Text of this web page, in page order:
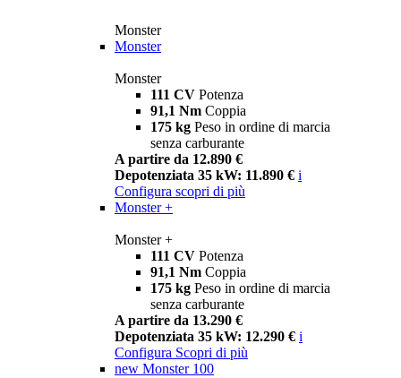
Monster
Monster
Monster
111 CV Potenza
91,1 Nm Coppia
175 kg Peso in ordine di marcia
senza carburante
A partire da 12.890 €
Depotenziata 35 kW: 11.890 € i
Configura scopri di più
Monster +
Monster +
111 CV Potenza
91,1 Nm Coppia
175 kg Peso in ordine di marcia
senza carburante
A partire da 13.290 €
Depotenziata 35 kW: 12.290 € i
Configura Scopri di più
new Monster 100